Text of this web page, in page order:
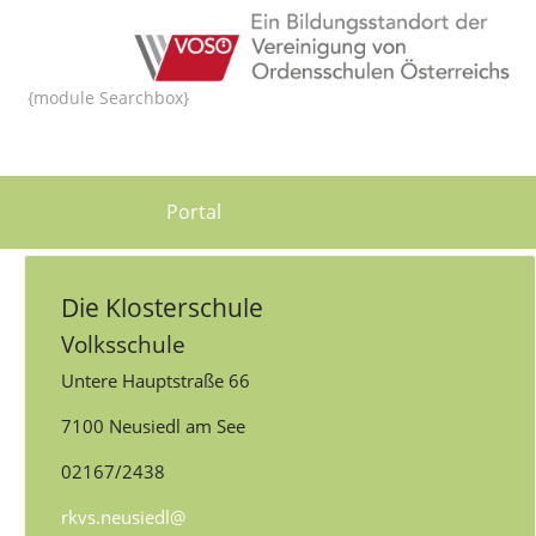
{module Searchbox}
Portal
Die Klosterschule
Volksschule
Untere Hauptstraße 66
7100 Neusiedl am See
02167/2438
rkvs.neusiedl@